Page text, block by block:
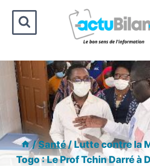
contenu
/Santé/ Lutte contre la
Togo : Le Prof Tchin Darré à